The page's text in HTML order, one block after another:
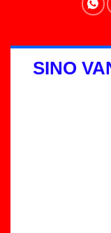
SINO